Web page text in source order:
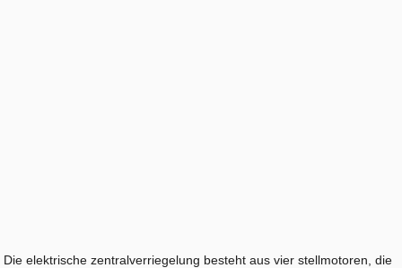
Die elektrische zentralverriegelung besteht aus vier stellmotoren, die